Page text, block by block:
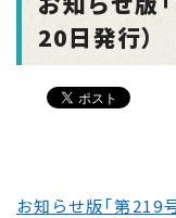
20日発行）
お知らせ版「第